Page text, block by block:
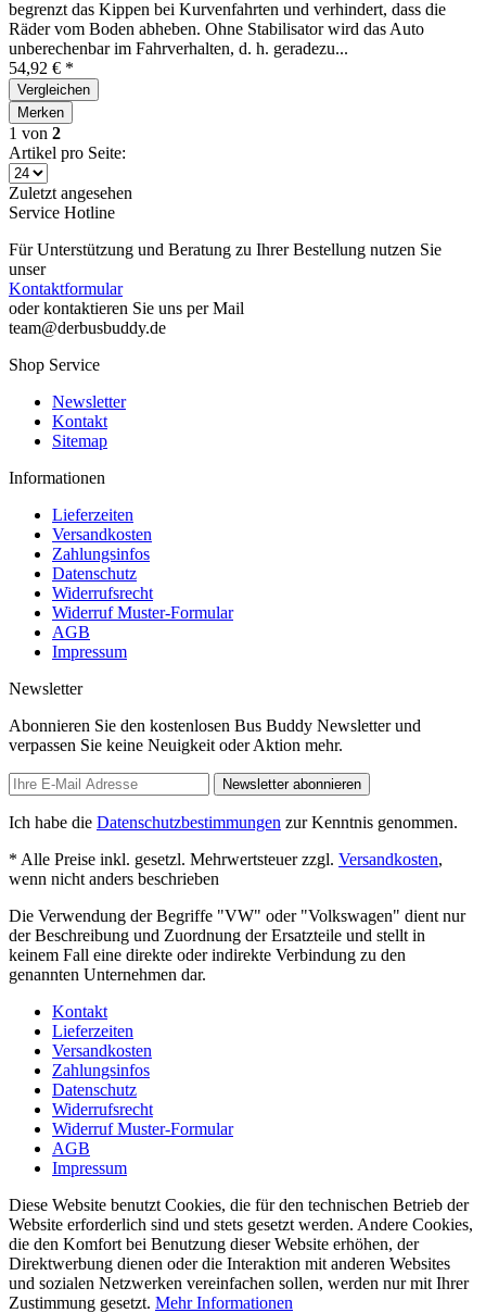
begrenzt das Kippen bei Kurvenfahrten und verhindert, dass die
Räder vom Boden abheben. Ohne Stabilisator wird das Auto
unberechenbar im Fahrverhalten, d. h. geradezu...
54,92 € *
Vergleichen
Merken
1 von 2
Artikel pro Seite:
Zuletzt angesehen
Service Hotline
Für Unterstützung und Beratung zu Ihrer Bestellung nutzen Sie
unser
Kontaktformular
oder kontaktieren Sie uns per Mail
team@derbusbuddy.de
Shop Service
Newsletter
Kontakt
Sitemap
Informationen
Lieferzeiten
Versandkosten
Zahlungsinfos
Datenschutz
Widerrufsrecht
Widerruf Muster-Formular
AGB
Impressum
Newsletter
Abonnieren Sie den kostenlosen Bus Buddy Newsletter und
verpassen Sie keine Neuigkeit oder Aktion mehr.
Newsletter abonnieren
Ich habe die Datenschutzbestimmungen zur Kenntnis genommen.
* Alle Preise inkl. gesetzl. Mehrwertsteuer zzgl. Versandkosten,
wenn nicht anders beschrieben
Die Verwendung der Begriffe "VW" oder "Volkswagen" dient nur
der Beschreibung und Zuordnung der Ersatzteile und stellt in
keinem Fall eine direkte oder indirekte Verbindung zu den
genannten Unternehmen dar.
Kontakt
Lieferzeiten
Versandkosten
Zahlungsinfos
Datenschutz
Widerrufsrecht
Widerruf Muster-Formular
AGB
Impressum
Diese Website benutzt Cookies, die für den technischen Betrieb der
Website erforderlich sind und stets gesetzt werden. Andere Cookies,
die den Komfort bei Benutzung dieser Website erhöhen, der
Direktwerbung dienen oder die Interaktion mit anderen Websites
und sozialen Netzwerken vereinfachen sollen, werden nur mit Ihrer
Zustimmung gesetzt. Mehr Informationen